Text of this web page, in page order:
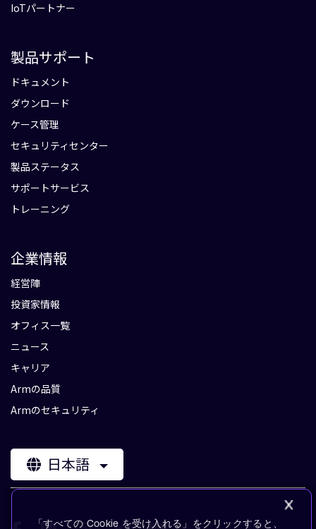
IoTパートナー
製品サポート
ドキュメント
ダウンロード
ケース管理
セキュリティセンター
製品ステータス
サポートサービス
トレーニング
企業情報
経営陣
投資家情報
オフィス一覧
ニュース
キャリア
Armの品質
Armのセキュリティ
日本語
「すべての Cookie を受け入れる」をクリックすると、